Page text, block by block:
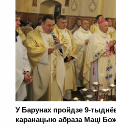
У Барунах пройдзе 9-
каранацыю абраза Маці